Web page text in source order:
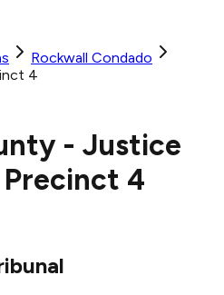
Rockwall Condado
4
- Justice
4